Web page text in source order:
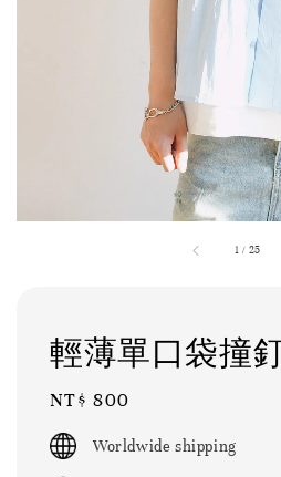
1 / 25
輕薄單口袋撞
Regular
price
NT$ 800
Worldwide shipping